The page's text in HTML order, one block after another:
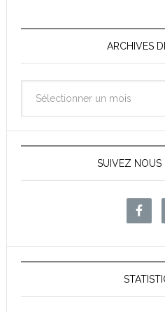
ARCHIVES
des
News
SUIVEZ NOUS